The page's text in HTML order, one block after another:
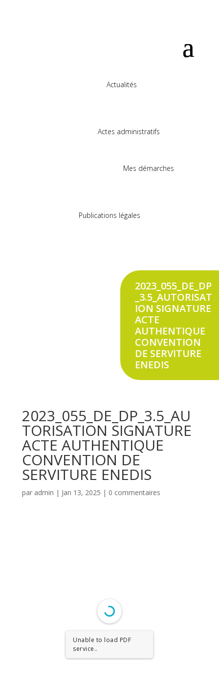
Actualités
Actes administratifs
Mes démarches
Publications légales
2023_055_DE_DP
_3.5_AUTORISAT
ION SIGNATURE
ACTE
AUTHENTIQUE
CONVENTION
DE SERVITURE
ENEDIS
2023_055_DE_DP_3.5_AU
TORISATION SIGNATURE
ACTE AUTHENTIQUE
CONVENTION DE
SERVITURE ENEDIS
par admin | Jan 13, 2025 | 0 commentaires
Unable to load PDF
service..